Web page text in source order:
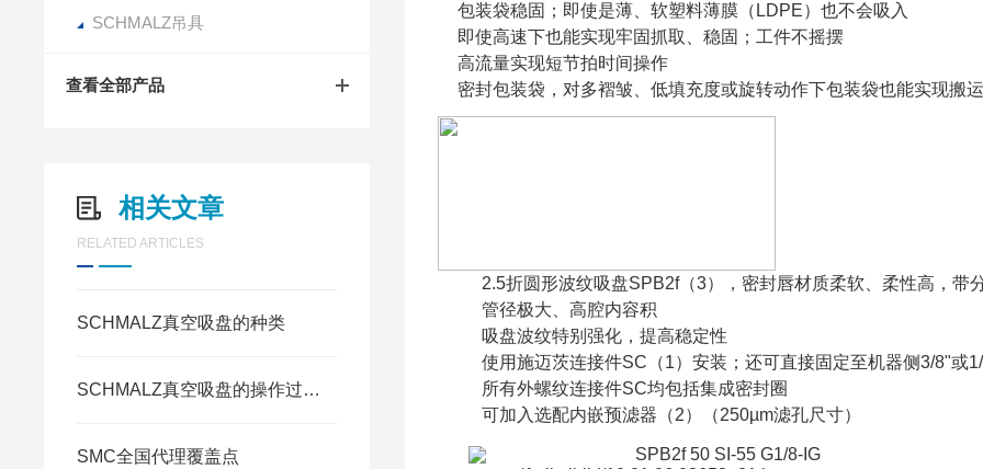
SCHMALZ吊具
查看全部产品
相关文章
RELATED ARTICLES
SCHMALZ真空吸盘的种类
SCHMALZ真空吸盘的操作过程中需要注意一些特殊事项
SMC全国代理覆盖点
包装袋稳固；即使是薄、软塑料薄膜（LDPE）也不会吸入
即使高速下也能实现牢固抓取、稳固；工件不摇摆
高流量实现短节拍时间操作
密封包装袋，对多褶皱、低填充度或旋转动作下包装袋也能实现搬
2.5折圆形波纹吸盘SPB2f（3），密封唇材质柔软、柔性高，带
管径极大、高腔内容积
吸盘波纹特别强化，提高稳定性
使用施迈茨连接件SC（1）安装；还可直接固定至机器侧3/8"或
所有外螺纹连接件SC均包括集成密封圈
可加入选配内嵌预滤器（2）（250µm滤孔尺寸）
SPB2f 50 SI-55 G1/8-IG